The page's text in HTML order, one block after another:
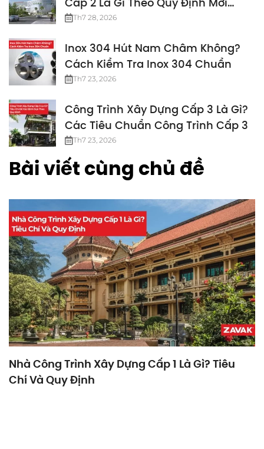
Nhất
Th7 28, 2026
Inox 304 Hút Nam Châm Không?
Cách Kiểm Tra Inox 304 Chuẩn
Th7 23, 2026
Công Trình Xây Dựng Cấp 3 Là Gì?
Các Tiêu Chuẩn Công Trình Cấp 3
Th7 23, 2026
Bài viết cùng chủ đề
Nhà Công Trình Xây Dựng Cấp 1 Là Gì? Tiêu
Chí Và Quy Định